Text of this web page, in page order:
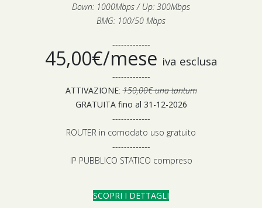
Down: 1000Mbps / Up: 300Mbps
BMG: 100/50 Mbps
-------------
45,00€/mese iva esclusa
-------------
ATTIVAZIONE:150,00€ una tantum
GRATUITA fino al 31-12-2026
-------------
ROUTER in comodato uso gratuito
-------------
IP PUBBLICO STATICO compreso
SCOPRI I DETTAGLI